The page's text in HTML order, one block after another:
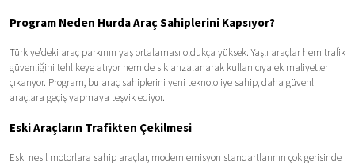
Program Neden Hurda Araç Sahiplerini Kapsıyor?
Türkiye’deki araç parkının yaş ortalaması oldukça yüksek. Yaşlı araçlar hem trafik
güvenliğini tehlikeye atıyor hem de sık arızalanarak kullanıcıya ek maliyetler
çıkarıyor. Program, bu araç sahiplerini yeni teknolojiye sahip, daha güvenli
araçlara geçiş yapmaya teşvik ediyor.
Eski Araçların Trafikten Çekilmesi
Eski nesil motorlara sahip araçlar, modern emisyon standartlarının çok gerisinde